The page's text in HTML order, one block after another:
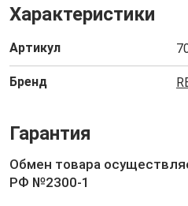
Характеристики
Артикул
Бренд
Гарантия
Обмен товара
РФ №2300-1